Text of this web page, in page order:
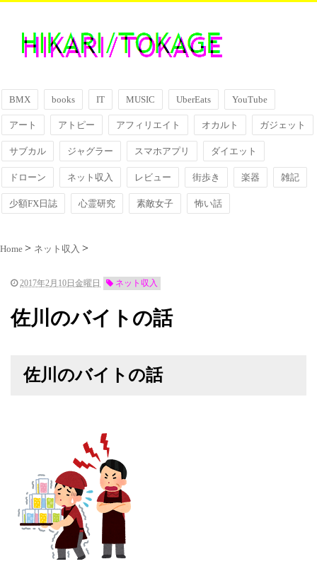
BMX books IT MUSIC UberEats YouTube
アート アトピー アフィリエイト オカルト ガジェット
サブカル ジャグラー スマホアプリ ダイエット
ドローン ネット収入 レビュー 街歩き 楽器 雑記
少額FX日誌 心霊研究 素敵女子 怖い話
Home ネット収入
2017年2月10日金曜日 ネット収入
佐川のバイトの話
佐川のバイトの話